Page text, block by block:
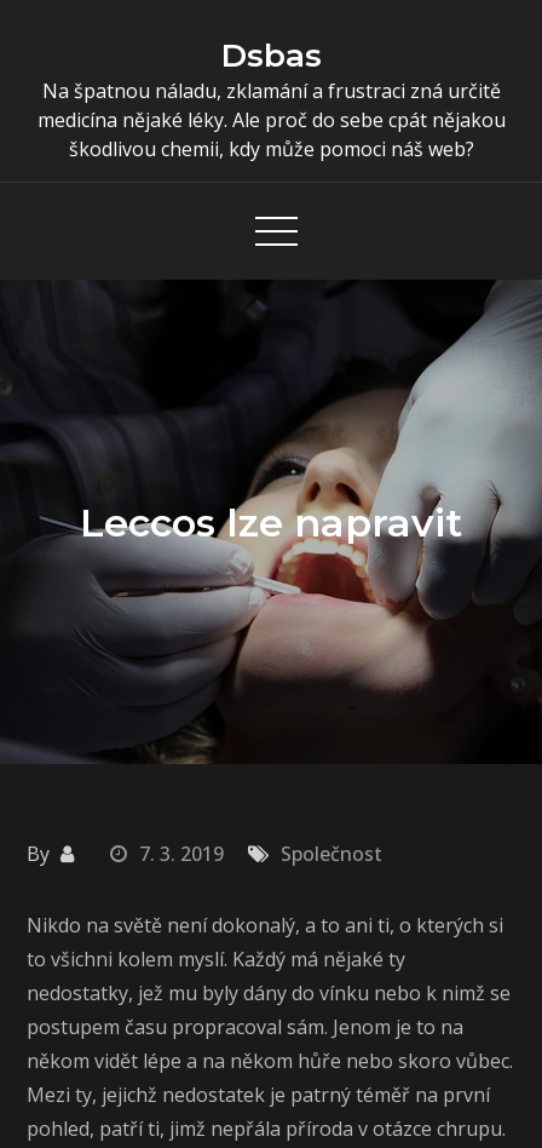
content
Dsbas
Na špatnou náladu, zklamání a frustraci zná určitě
medicína nějaké léky. Ale proč do sebe cpát nějakou
škodlivou chemii, kdy může pomoci náš web?
Leccos lze napravit
By 7. 3. 2019 Společnost
Nikdo na světě není dokonalý, a to ani ti, o kterých si
to všichni kolem myslí. Každý má nějaké ty
nedostatky, jež mu byly dány do vínku nebo k nimž se
postupem času propracoval sám. Jenom je to na
někom vidět lépe a na někom hůře nebo skoro vůbec.
Mezi ty, jejichž nedostatek je patrný téměř na první
pohled, patří ti, jimž nepřála příroda v otázce chrupu.